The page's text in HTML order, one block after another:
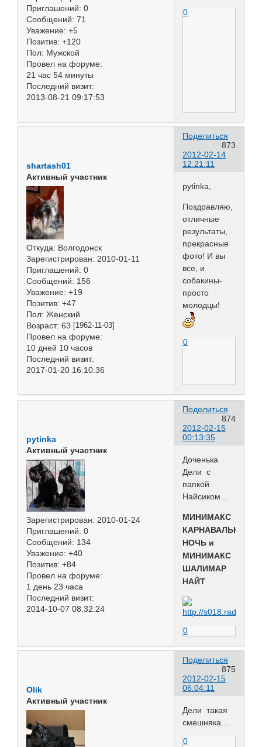
Приглашений: 0
Сообщений: 71
Уважение: +5
Позитив: +120
Пол: Мужской
Провел на форуме:
21 час 54 минуты
Последний визит:
2013-08-21 09:17:53
0
Поделиться
873
2012-02-14
12:21:11
shartash01
Активный участник
Откуда: Волгодонск
Зарегистрирован: 2010-01-11
Приглашений: 0
Сообщений: 156
Уважение: +19
Позитив: +47
Пол: Женский
Возраст: 63 [1962-11-03]
Провел на форуме:
10 дней 10 часов
Последний визит:
2017-01-20 16:10:36
pytinka,
Поздравляю,
отличные
результаты,
прекрасные
фото! И вы
все, и
собакины-
просто
молодцы!
0
Поделиться
874
2012-02-15
00:13:35
pytinka
Активный участник
Зарегистрирован: 2010-01-24
Приглашений: 0
Сообщений: 134
Уважение: +40
Позитив: +84
Провел на форуме:
1 день 23 часа
Последний визит:
2014-10-07 08:32:24
Доченька
Дели с
папкой
Найсиком...
МИНИМАКС
КАРНАВАЛЬНАЯ
НОЧЬ и
МИНИМАКС
ШАЛИМАР
НАЙТ
0
Поделиться
875
2012-02-15
06:04:11
Olik
Активный участник
Дели такая
смешняка....
0